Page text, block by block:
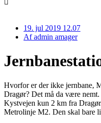
19. jul 2019 12.07
Afadmin amager
Hvorfor er der ikke jernbane,
Dragør? Det må da være
Kystvejen kun 2 km fra
Metrolinje M2. Den skal bare